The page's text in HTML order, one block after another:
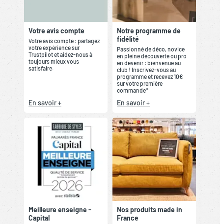
Votre avis compte
Votre avis compte : partagez
votre expérience sur
Trustpilot et aidez-nous à
toujours mieux vous
satisfaire.
En savoir +
Notre programme de
fidélité
Passionné de déco, novice
en pleine découverte ou pro
en devenir : bienvenue au
club ! Inscrivez-vous au
programme et recevez 10€
sur votre première
commande*
En savoir +
Meilleure enseigne -
Capital
Nos produits made in
France